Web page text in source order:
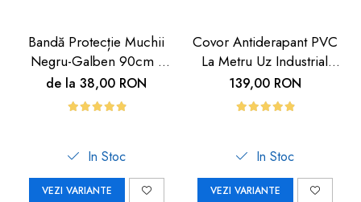
Bandă Protecție Muchii
Negru-Galben 90cm |
Carboysafety
de la 38,00 RON
In Stoc
VEZI VARIANTE
Covor Antiderapant PVC
La Metru Uz Industrial
Hoteluri | Carboysafety
139,00 RON
In Stoc
VEZI VARIANTE